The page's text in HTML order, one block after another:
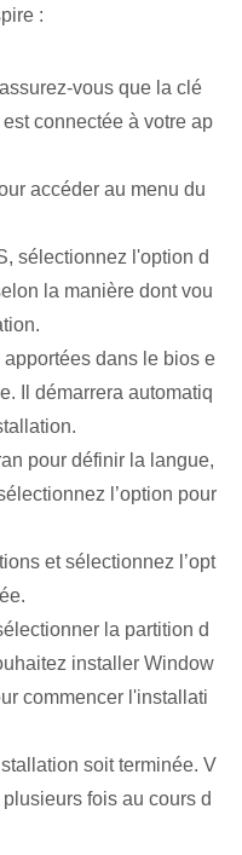
:
vous que la clé
connectée à votre ap
accéder au menu du
sélectionnez l'option d
la manière dont vou
dans le bios e
Il démarrera automatiq
pour définir la langue,
l’option pour
et sélectionnez l’opt
la partition d
installer Window
commencer l'installati
soit terminée. V
fois au cours d